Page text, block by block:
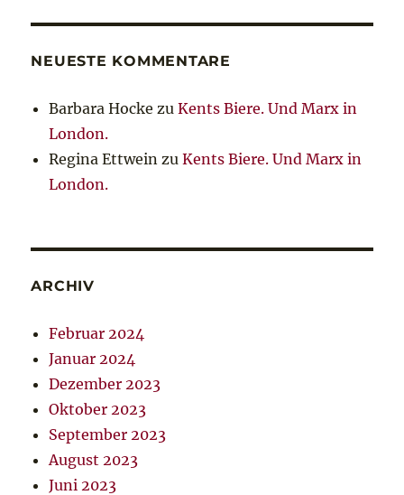
NEUESTE KOMMENTARE
Barbara Hocke zuKents Biere. Und Marx in
London.
Regina Ettwein zuKents Biere. Und Marx in
London.
ARCHIV
Februar 2024
Januar 2024
Dezember 2023
Oktober 2023
September 2023
August 2023
Juni 2023